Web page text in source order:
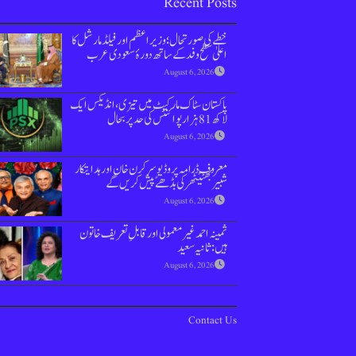
خطے کی صورتحال؛ وزیراعظم اور فیلڈ مارشل کا
اعلیٰ سطح وفد کے ساتھ دورۂ سعودی عرب
August 6, 2026
پاکستان سٹاک مارکیٹ میں تیزی،انڈیکس ایک
لاکھ 81 ہزار پوائنٹس کی حد پر بحال
August 6, 2026
معروف ڈرامہ پروڈیوسر کرن خان اور ہدایتکار
شبیر بھٹیًٹھرکی بڈھےًپیش کریں گے
August 6, 2026
ثمینہ احمد غیر معمولی اور قابلِ تعریف خاتون
ہیں: ثانیہ سعید
August 6, 2026
Contact Us